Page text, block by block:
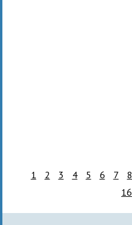
1 2 3 4 5 6 7 8
16